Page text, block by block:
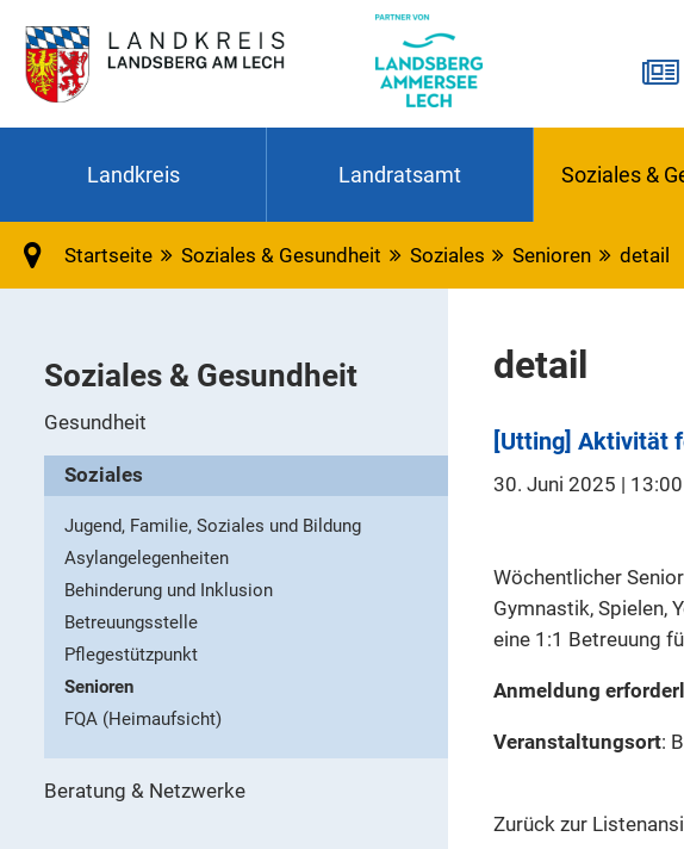
Landkreis Landratsamt Soziales &
Startseite Soziales & Gesundheit Soziales Senioren detail
detail
[Utting] Aktivität
30. Juni 2025 |
Wöchentlicher
Gymnastik, Spielen,
eine 1:1 Betreuung
Anmeldung
Veranstaltungsort:
Zurück zur
Soziales & Gesundheit
Gesundheit
Soziales
Jugend, Familie, Soziales und Bildung
Asylangelegenheiten
Behinderung und Inklusion
Betreuungsstelle
Pflegestützpunkt
Senioren
FQA (Heimaufsicht)
Beratung & Netzwerke